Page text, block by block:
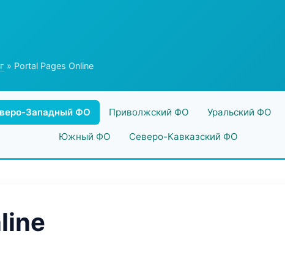
» Portal Pages Online
Западный ФО Приволжский ФО Уральский ФО
Южный ФО Северо-Кавказский ФО